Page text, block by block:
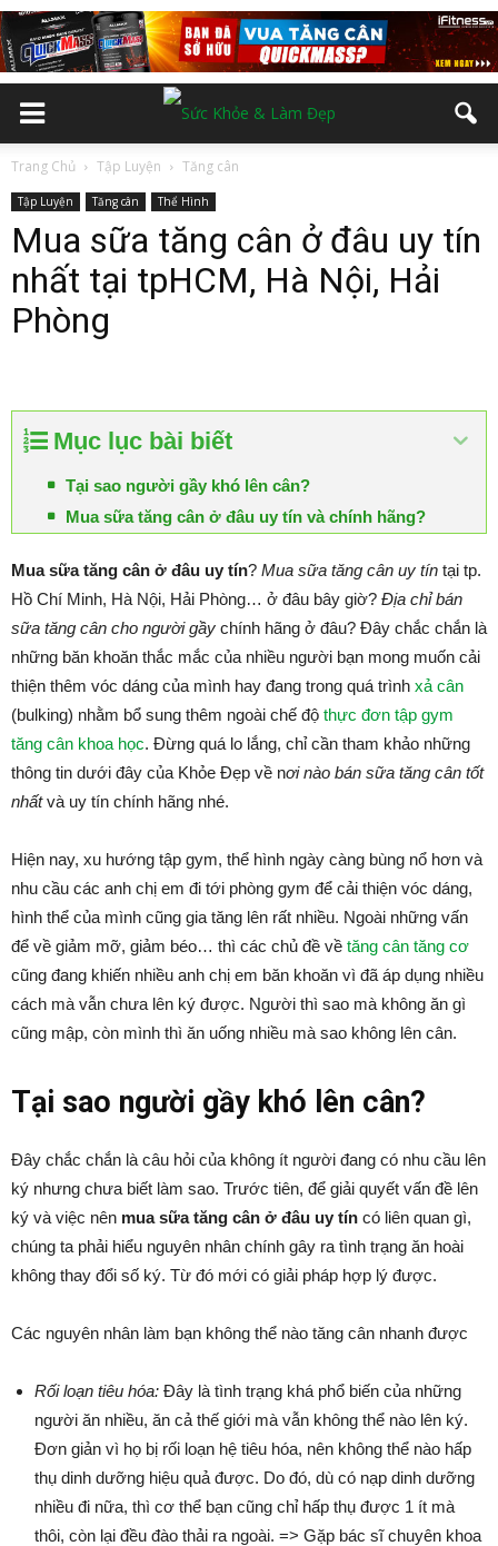
Trang Chủ Tập Luyện Tăng cân
Tập Luyện Tăng cân Thể Hình
Mua sữa tăng cân ở đâu uy tín
nhất tại tpHCM, Hà Nội, Hải
Phòng
Mục lục bài biết
Tại sao người gầy khó lên cân?
Mua sữa tăng cân ở đâu uy tín và chính hãng?
Mua sữa tăng cân ở đâu uy tín? Mua sữa tăng cân uy tín tại tp.
Hồ Chí Minh, Hà Nội, Hải Phòng… ở đâu bây giờ? Địa chỉ bán
sữa tăng cân cho người gầy chính hãng ở đâu? Đây chắc chắn là
những băn khoăn thắc mắc của nhiều người bạn mong muốn cải
thiện thêm vóc dáng của mình hay đang trong quá trình xả cân
(bulking) nhằm bổ sung thêm ngoài chế độ thực đơn tập gym
tăng cân khoa học. Đừng quá lo lắng, chỉ cần tham khảo những
thông tin dưới đây của Khỏe Đẹp về nơi nào bán sữa tăng cân tốt
nhấtvà uy tín chính hãng nhé.
Hiện nay, xu hướng tập gym, thể hình ngày càng bùng nổ hơn và
nhu cầu các anh chị em đi tới phòng gym để cải thiện vóc dáng,
hình thể của mình cũng gia tăng lên rất nhiều. Ngoài những vấn
để về giảm mỡ, giảm béo… thì các chủ đề về tăng cân tăng cơ
cũng đang khiến nhiều anh chị em băn khoăn vì đã áp dụng nhiều
cách mà vẫn chưa lên ký được. Người thì sao mà không ăn gì
cũng mập, còn mình thì ăn uống nhiều mà sao không lên cân.
Tại sao người gầy khó lên cân?
Đây chắc chắn là câu hỏi của không ít người đang có nhu cầu lên
ký nhưng chưa biết làm sao. Trước tiên, để giải quyết vấn đề lên
ký và việc nên mua sữa tăng cân ở đâu uy tín có liên quan gì,
chúng ta phải hiểu nguyên nhân chính gây ra tình trạng ăn hoài
không thay đổi số ký. Từ đó mới có giải pháp hợp lý được.
Các nguyên nhân làm bạn không thể nào tăng cân nhanh được
Rối loạn tiêu hóa: Đây là tình trạng khá phổ biến của những
người ăn nhiều, ăn cả thế giới mà vẫn không thể nào lên ký.
Đơn giản vì họ bị rối loạn hệ tiêu hóa, nên không thể nào hấp
thụ dinh dưỡng hiệu quả được. Do đó, dù có nạp dinh dưỡng
nhiều đi nữa, thì cơ thể bạn cũng chỉ hấp thụ được 1 ít mà
thôi, còn lại đều đào thải ra ngoài. => Gặp bác sĩ chuyên khoa